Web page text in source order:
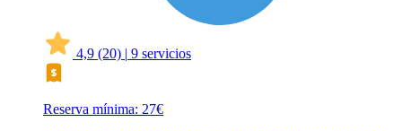
4,9 (20) | 9 servicios
Reserva mínima: 27€